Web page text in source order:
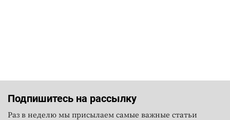
Подпишитесь на рассылку
Раз в неделю мы присылаем самые важные статьи